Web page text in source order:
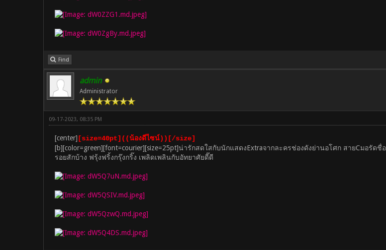
Find
admin
Administrator
09-17-2023, 08:35 PM
[center] [size=40pt]((น้องดีไซน์))[/size]
[b][color=green][font=courier][size=25pt]น่ารักสดใสกับนักแสดงExtraจากละครช่องดังย่านอโศก สายCมอรั
รอยสักบ้าง ฟรุ้งฟริ้งกรุ๊งกริ๊ง เพลิดเพลินกับอัทยาศัยดี๊ดี